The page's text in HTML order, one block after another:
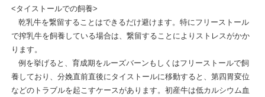
<タイストールでの飼養>
乾乳牛を繋留することはできるだけ避けます。特にフリーストール
で搾乳牛を飼養している場合は、繋留することによりストレスがかか
ります。
例を挙げると、育成期をルーズバーンもしくはフリーストールで飼
養しており、分娩直前直後にタイストールに移動すると、第四胃変位
などのトラブルを起こすケースがあります。初産牛は低カルシウム血